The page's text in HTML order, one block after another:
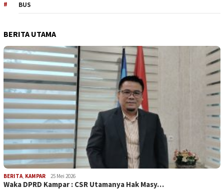
BUS
BERITA UTAMA
BERITA, KAMPAR 25 Mei 2026
Waka DPRD Kampar : CSR Utamanya Hak Masy…